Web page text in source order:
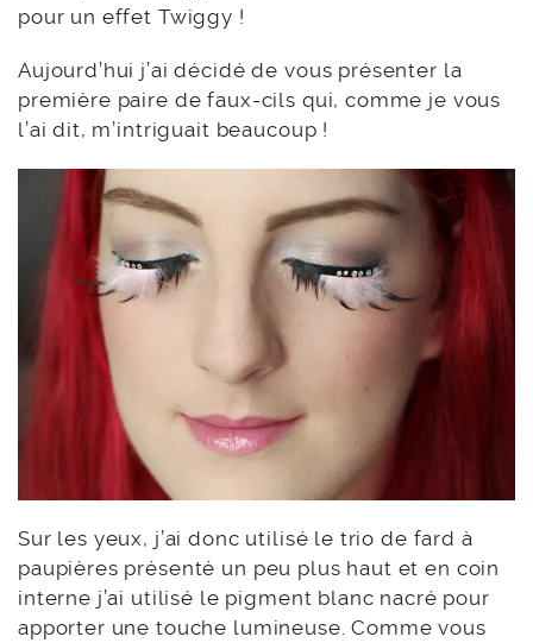
pour un effet Twiggy !
Aujourd’hui j’ai décidé de vous présenter la
première paire de faux-cils qui, comme je vous
l’ai dit, m’intriguait beaucoup !
Sur les yeux, j’ai donc utilisé le trio de fard à
paupières présenté un peu plus haut et en coin
interne j’ai utilisé le pigment blanc nacré pour
apporter une touche lumineuse. Comme vous